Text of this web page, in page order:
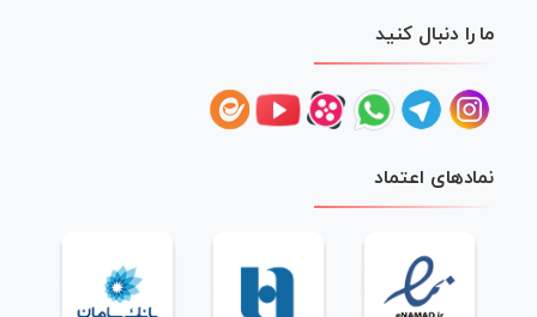
ما را دنبال کنید
نمادهای اعتماد